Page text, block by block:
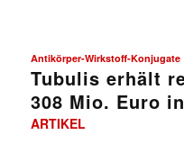
Antikörper-Wirkstoff-Konjugate
Tubulis erhält
308 Mio. Euro
ARTIKEL